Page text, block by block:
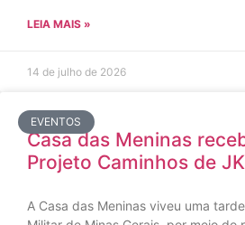
LEIA MAIS »
14 de julho de 2026
EVENTOS
Casa das Meninas
Projeto Caminhos de
A Casa das Meninas viveu uma